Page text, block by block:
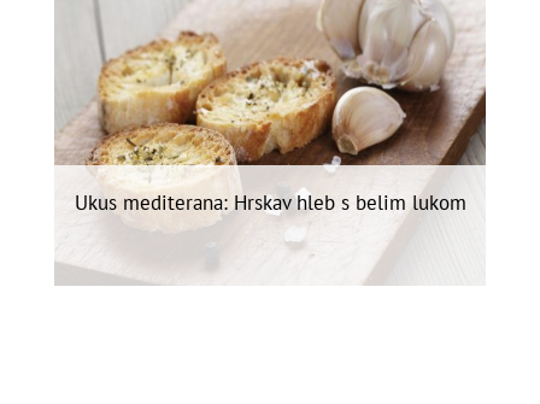
Ukus mediterana: Hrskav hleb s belim lukom